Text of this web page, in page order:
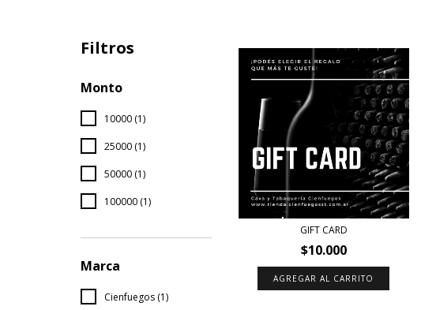
Filtros
Monto
10000 (1)
25000 (1)
50000 (1)
100000 (1)
Marca
Cienfuegos (1)
GIFT CARD
$10.000
AGREGAR AL CARRITO